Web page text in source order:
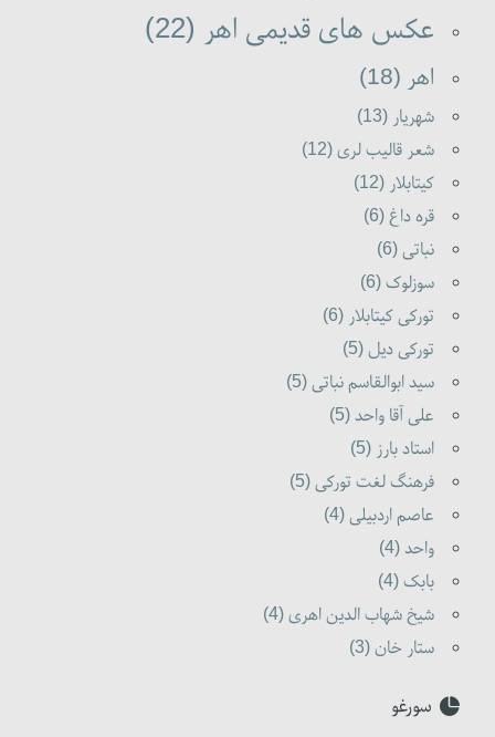
عکس های قدیمی اهر (22)
اهر (18)
شهریار (13)
شعر قالیب لری (12)
کیتابلار (12)
قره داغ (6)
نباتی (6)
سوزلوک (6)
تورکی کیتابلار (6)
تورکی دیل (5)
سید ابوالقاسم نباتی (5)
علی آقا واحد (5)
استاد بارز (5)
فرهنگ لغت تورکی (5)
عاصم اردبیلی (4)
واحد (4)
بابک (4)
شیخ شهاب الدین اهری (4)
ستار خان (3)
سورغو